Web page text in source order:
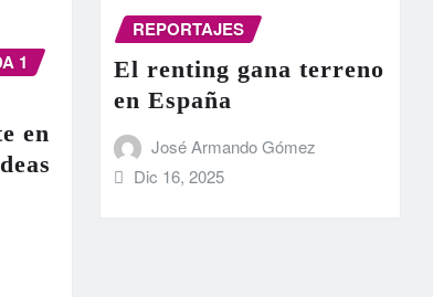
1
en
REPORTAJES
El renting gana terreno
en España
José Armando Gómez
Dic 16, 2025